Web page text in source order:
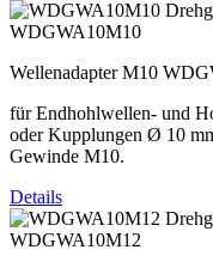
WDGWA10M10
Wellenadapter M10
für Endhohlwellen- und
oder Kupplungen Ø 10
Gewinde M10.
Details
WDGWA10M12